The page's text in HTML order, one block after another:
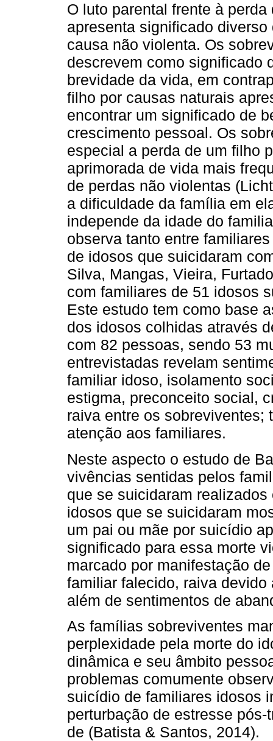
O luto parental frente à
apresenta significado
causa não violenta. Os
descrevem como significado
brevidade da vida, em
filho por causas naturais
encontrar um significado de
crescimento pessoal. Os
especial a perda de um filho
aprimorada de vida mais
de perdas não violentas
a dificuldade da família em
independe da idade do
observa tanto entre
de idosos que suicidaram
Silva, Mangas, Vieira,
com familiares de 51 idosos
Este estudo tem como base
dos idosos colhidas através
com 82 pessoas, sendo 53
entrevistadas revelam
familiar idoso, isolamento
estigma, preconceito social,
raiva entre os sobreviventes;
atenção aos familiares.
Neste aspecto o estudo de
vivências sentidas pelos
que se suicidaram
idosos que se suicidaram
um pai ou mãe por suicídio
significado para essa morte
marcado por manifestação
familiar falecido, raiva
além de sentimentos de
As famílias sobreviventes
perplexidade pela morte do
dinâmica e seu âmbito
problemas comumente
suicídio de familiares idosos
perturbação de estresse
de (Batista & Santos, 2014).